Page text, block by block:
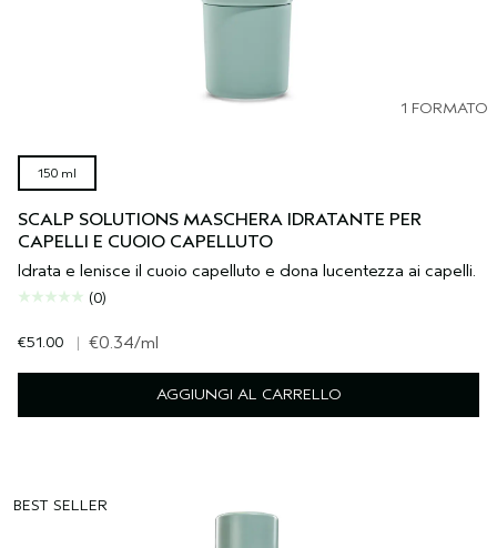
1 FORMATO
150 ml
SCALP SOLUTIONS MASCHERA IDRATANTE PER
CAPELLI E CUOIO CAPELLUTO
Idrata e lenisce il cuoio capelluto e dona lucentezza ai capelli.
(0)
€51.00 | €0.34/ml
AGGIUNGI AL CARRELLO
BEST SELLER